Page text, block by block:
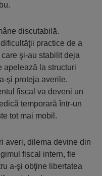
discutabilă.
practice de a
şi-au stabilit deja
apelează la structuri
şi proteja averile.
fiscal va deveni un
temporară într-un
tot mai mobil.
averi, dilema devine din
fiscal intern, fie
a-şi obţine libertatea